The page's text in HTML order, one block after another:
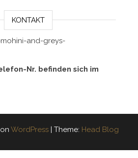
KONTAKT
and-greys-
Nr. befinden sich im
WordPress | Theme: Head Blog